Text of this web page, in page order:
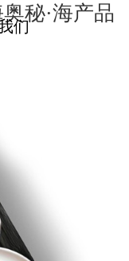
们
秘·海产品